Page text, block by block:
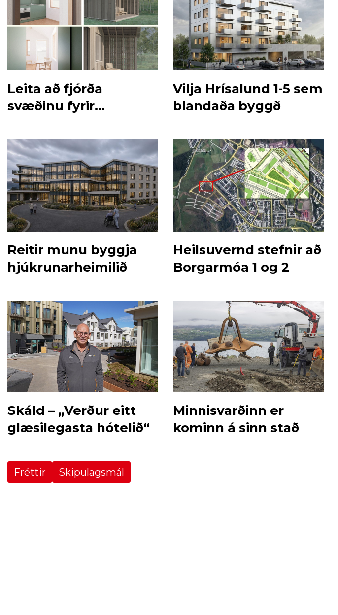
Leita að fjórða
svæðinu fyrir
Vilja Hrísalund 1-5 sem
blandaða byggð
Reitir munu byggja
hjúkrunarheimilið
Heilsuvernd stefnir að
Borgarmóa 1 og 2
Skáld – „Verður eitt
glæsilegasta hótelið“
Minnisvarðinn er
kominn á sinn stað
Fréttir Skipulagsmál